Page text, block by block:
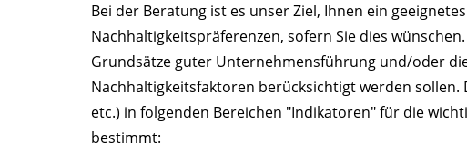
Bei der Beratung ist es unser Ziel, Ihnen ein
Nachhaltigkeitspräferenzen, sofern Sie dies
Grundsätze guter Unternehmensführung und/oder
Nachhaltigkeitsfaktoren berücksichtigt werden
etc.) in folgenden Bereichen "Indikatoren" für die
bestimmt: